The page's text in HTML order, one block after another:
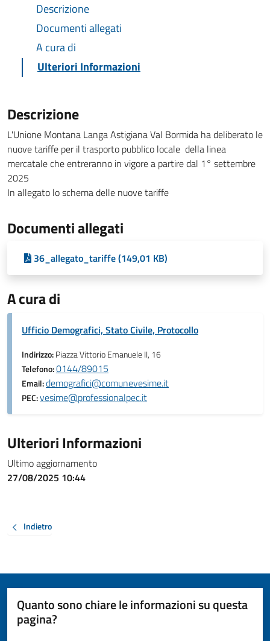
Descrizione
Documenti allegati
A cura di
Ulteriori Informazioni
Descrizione
L'Unione Montana Langa Astigiana Val Bormida ha deliberato le
nuove tariffe per il trasporto pubblico locale della linea
mercatale che entreranno in vigore a partire dal 1° settembre
2025
In allegato lo schema delle nuove tariffe
Documenti allegati
36_allegato_tariffe (149,01 KB)
A cura di
Ufficio Demografici, Stato Civile, Protocollo
Indirizzo:Piazza Vittorio Emanuele II, 16
Telefono:0144/89015
Email:demografici@comunevesime.it
PEC:vesime@professionalpec.it
Ulteriori Informazioni
Ultimo aggiornamento
27/08/2025 10:44
Indietro
Quanto sono chiare le informazioni su questa
pagina?